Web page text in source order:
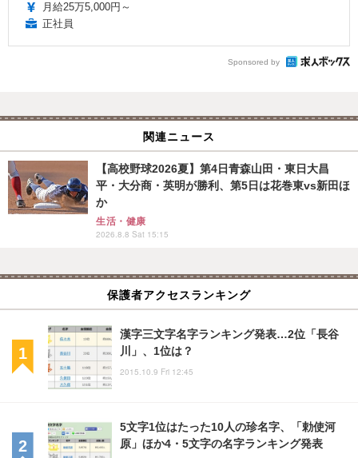
月給25万5,000円～
正社員
Sponsored by
関連ニュース
【高校野球2026夏】第4日青森山田・東日大昌
平・大分商・英明が勝利、第5日は花巻東vs新田ほ
か
生活・健康
2026.8.8 Sat 15:15
保護者アクセスランキング
漢字三文字名字ランキング発表…2位「長谷
川」、1位は？
2015.10.9 Fri 12:45
5文字1位はたった10人の珍名字、「勅使河
原」ほか4・5文字の名字ランキング発表